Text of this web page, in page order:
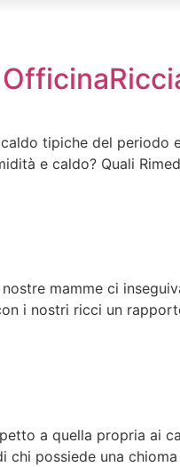
tipiche del periodo
e caldo? Quali
mamme ci
i nostri ricci un
a quella propria ai
possiede una